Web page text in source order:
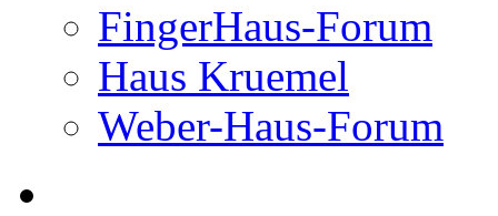
FingerHaus-Forum
Haus Kruemel
Weber-Haus-Forum